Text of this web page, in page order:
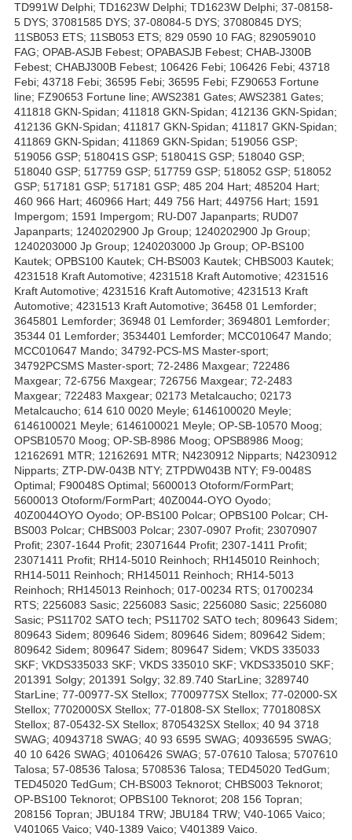
TD991W Delphi; TD1623W Delphi; TD1623W Delphi; 37-08158-
5 DYS; 37081585 DYS; 37-08084-5 DYS; 37080845 DYS;
11SB053 ETS; 11SB053 ETS; 829 0590 10 FAG; 829059010
FAG; OPAB-ASJB Febest; OPABASJB Febest; CHAB-J300B
Febest; CHABJ300B Febest; 106426 Febi; 106426 Febi; 43718
Febi; 43718 Febi; 36595 Febi; 36595 Febi; FZ90653 Fortune
line; FZ90653 Fortune line; AWS2381 Gates; AWS2381 Gates;
411818 GKN-Spidan; 411818 GKN-Spidan; 412136 GKN-Spidan;
412136 GKN-Spidan; 411817 GKN-Spidan; 411817 GKN-Spidan;
411869 GKN-Spidan; 411869 GKN-Spidan; 519056 GSP;
519056 GSP; 518041S GSP; 518041S GSP; 518040 GSP;
518040 GSP; 517759 GSP; 517759 GSP; 518052 GSP; 518052
GSP; 517181 GSP; 517181 GSP; 485 204 Hart; 485204 Hart;
460 966 Hart; 460966 Hart; 449 756 Hart; 449756 Hart; 1591
Impergom; 1591 Impergom; RU-D07 Japanparts; RUD07
Japanparts; 1240202900 Jp Group; 1240202900 Jp Group;
1240203000 Jp Group; 1240203000 Jp Group; OP-BS100
Kautek; OPBS100 Kautek; CH-BS003 Kautek; CHBS003 Kautek;
4231518 Kraft Automotive; 4231518 Kraft Automotive; 4231516
Kraft Automotive; 4231516 Kraft Automotive; 4231513 Kraft
Automotive; 4231513 Kraft Automotive; 36458 01 Lemforder;
3645801 Lemforder; 36948 01 Lemforder; 3694801 Lemforder;
35344 01 Lemforder; 3534401 Lemforder; MCC010647 Mando;
MCC010647 Mando; 34792-PCS-MS Master-sport;
34792PCSMS Master-sport; 72-2486 Maxgear; 722486
Maxgear; 72-6756 Maxgear; 726756 Maxgear; 72-2483
Maxgear; 722483 Maxgear; 02173 Metalcaucho; 02173
Metalcaucho; 614 610 0020 Meyle; 6146100020 Meyle;
6146100021 Meyle; 6146100021 Meyle; OP-SB-10570 Moog;
OPSB10570 Moog; OP-SB-8986 Moog; OPSB8986 Moog;
12162691 MTR; 12162691 MTR; N4230912 Nipparts; N4230912
Nipparts; ZTP-DW-043B NTY; ZTPDW043B NTY; F9-0048S
Optimal; F90048S Optimal; 5600013 Otoform/FormPart;
5600013 Otoform/FormPart; 40Z0044-OYO Oyodo;
40Z0044OYO Oyodo; OP-BS100 Polcar; OPBS100 Polcar; CH-
BS003 Polcar; CHBS003 Polcar; 2307-0907 Profit; 23070907
Profit; 2307-1644 Profit; 23071644 Profit; 2307-1411 Profit;
23071411 Profit; RH14-5010 Reinhoch; RH145010 Reinhoch;
RH14-5011 Reinhoch; RH145011 Reinhoch; RH14-5013
Reinhoch; RH145013 Reinhoch; 017-00234 RTS; 01700234
RTS; 2256083 Sasic; 2256083 Sasic; 2256080 Sasic; 2256080
Sasic; PS11702 SATO tech; PS11702 SATO tech; 809643 Sidem;
809643 Sidem; 809646 Sidem; 809646 Sidem; 809642 Sidem;
809642 Sidem; 809647 Sidem; 809647 Sidem; VKDS 335033
SKF; VKDS335033 SKF; VKDS 335010 SKF; VKDS335010 SKF;
201391 Solgy; 201391 Solgy; 32.89.740 StarLine; 3289740
StarLine; 77-00977-SX Stellox; 7700977SX Stellox; 77-02000-SX
Stellox; 7702000SX Stellox; 77-01808-SX Stellox; 7701808SX
Stellox; 87-05432-SX Stellox; 8705432SX Stellox; 40 94 3718
SWAG; 40943718 SWAG; 40 93 6595 SWAG; 40936595 SWAG;
40 10 6426 SWAG; 40106426 SWAG; 57-07610 Talosa; 5707610
Talosa; 57-08536 Talosa; 5708536 Talosa; TED45020 TedGum;
TED45020 TedGum; CH-BS003 Teknorot; CHBS003 Teknorot;
OP-BS100 Teknorot; OPBS100 Teknorot; 208 156 Topran;
208156 Topran; JBU184 TRW; JBU184 TRW; V40-1065 Vaico;
V401065 Vaico; V40-1389 Vaico; V401389 Vaico.